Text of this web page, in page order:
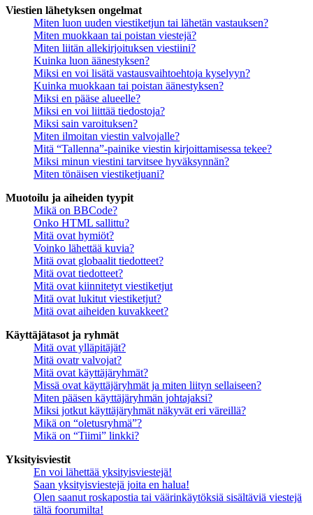
Viestien lähetyksen ongelmat
Miten luon uuden viestiketjun tai lähetän vastauksen?
Miten muokkaan tai poistan viestejä?
Miten liitän allekirjoituksen viestiini?
Kuinka luon äänestyksen?
Miksi en voi lisätä vastausvaihtoehtoja kyselyyn?
Kuinka muokkaan tai poistan äänestyksen?
Miksi en pääse alueelle?
Miksi en voi liittää tiedostoja?
Miksi sain varoituksen?
Miten ilmoitan viestin valvojalle?
Mitä “Tallenna”-painike viestin kirjoittamisessa tekee?
Miksi minun viestini tarvitsee hyväksynnän?
Miten tönäisen viestiketjuani?
Muotoilu ja aiheiden tyypit
Mikä on BBCode?
Onko HTML sallittu?
Mitä ovat hymiöt?
Voinko lähettää kuvia?
Mitä ovat globaalit tiedotteet?
Mitä ovat tiedotteet?
Mitä ovat kiinnitetyt viestiketjut
Mitä ovat lukitut viestiketjut?
Mitä ovat aiheiden kuvakkeet?
Käyttäjätasot ja ryhmät
Mitä ovat ylläpitäjät?
Mitä ovatr valvojat?
Mitä ovat käyttäjäryhmät?
Missä ovat käyttäjäryhmät ja miten liityn sellaiseen?
Miten pääsen käyttäjäryhmän johtajaksi?
Miksi jotkut käyttäjäryhmät näkyvät eri väreillä?
Mikä on “oletusryhmä”?
Mikä on “Tiimi” linkki?
Yksityisviestit
En voi lähettää yksityisviestejä!
Saan yksityisviestejä joita en halua!
Olen saanut roskapostia tai väärinkäytöksiä sisältäviä viestejä
tältä foorumilta!